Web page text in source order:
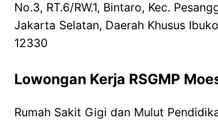
No.3, RT.6/RW.1, Bintaro, Kec.
Jakarta Selatan, Daerah Khusus
12330
Lowongan Kerja RSGMP
Rumah Sakit Gigi dan Mulut